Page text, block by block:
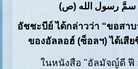
سمَّ رسول الله (ص)
อัชชะบีย์ ได้กล่าวว่า “ขอส
ของอัลลอฮ์ (ซ็อลฯ) ได้เสี
ในหนังสือ "อัลมัจญ์ดี ฟี